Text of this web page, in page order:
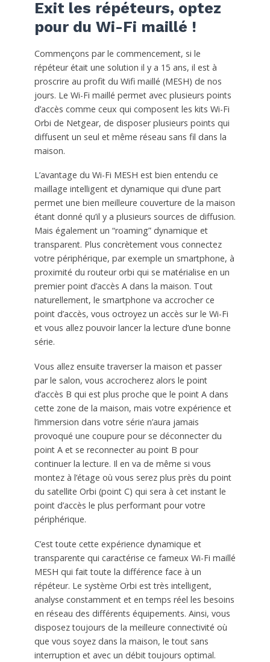
Exit les répéteurs, optez
pour du Wi-Fi maillé !
Commençons par le commencement, si le
répéteur était une solution il y a 15 ans, il est à
proscrire au profit du Wifi maillé (MESH) de nos
jours. Le Wi-Fi maillé permet avec plusieurs points
d’accès comme ceux qui composent les kits Wi-Fi
Orbi de Netgear, de disposer plusieurs points qui
diffusent un seul et même réseau sans fil dans la
maison.
L’avantage du Wi-Fi MESH est bien entendu ce
maillage intelligent et dynamique qui d’une part
permet une bien meilleure couverture de la maison
étant donné qu’il y a plusieurs sources de diffusion.
Mais également un “roaming” dynamique et
transparent. Plus concrètement vous connectez
votre périphérique, par exemple un smartphone, à
proximité du routeur orbi qui se matérialise en un
premier point d’accès A dans la maison. Tout
naturellement, le smartphone va accrocher ce
point d’accès, vous octroyez un accès sur le Wi-Fi
et vous allez pouvoir lancer la lecture d’une bonne
série.
Vous allez ensuite traverser la maison et passer
par le salon, vous accrocherez alors le point
d’accès B qui est plus proche que le point A dans
cette zone de la maison, mais votre expérience et
l’immersion dans votre série n’aura jamais
provoqué une coupure pour se déconnecter du
point A et se reconnecter au point B pour
continuer la lecture. Il en va de même si vous
montez à l’étage où vous serez plus près du point
du satellite Orbi (point C) qui sera à cet instant le
point d’accès le plus performant pour votre
périphérique.
C’est toute cette expérience dynamique et
transparente qui caractérise ce fameux Wi-Fi maillé
MESH qui fait toute la différence face à un
répéteur. Le système Orbi est très intelligent,
analyse constamment et en temps réel les besoins
en réseau des différents équipements. Ainsi, vous
disposez toujours de la meilleure connectivité où
que vous soyez dans la maison, le tout sans
interruption et avec un débit toujours optimal.